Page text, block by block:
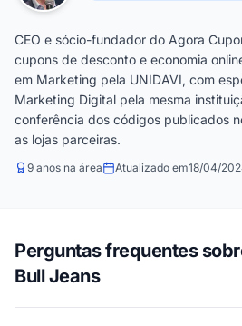
CEO e sócio-fundador do Agora
cupons de desconto e economia
em Marketing pela UNIDAVI, com
Marketing Digital pela mesma
conferência dos códigos publicados
as lojas parceiras.
9 anos na área Atualizado em18/04/
Perguntas frequentes
Bull Jeans